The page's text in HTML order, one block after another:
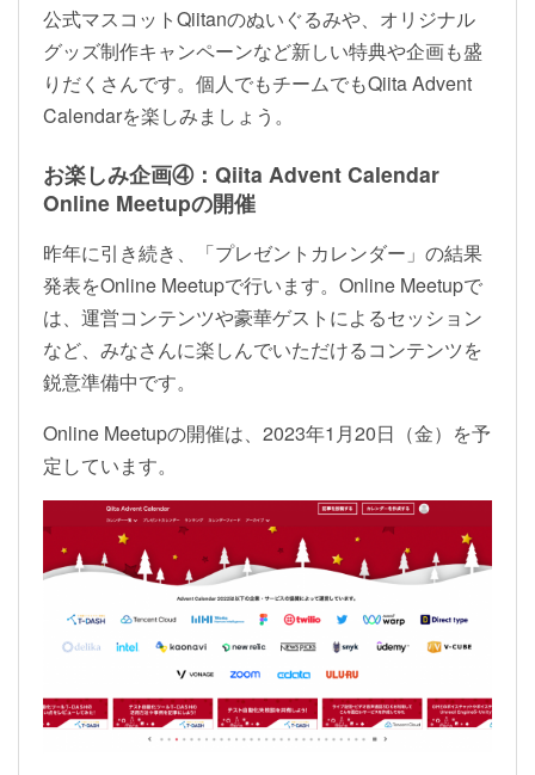
公式マスコットQiitanのぬいぐるみや、オリジナル
グッズ制作キャンペーンなど新しい特典や企画も盛
りだくさんです。個人でもチームでもQiita Advent
Calendarを楽しみましょう。
お楽しみ企画④：Qiita Advent Calendar
Online Meetupの開催
昨年に引き続き、「プレゼントカレンダー」の結果
発表をOnline Meetupで行います。Online Meetupで
は、運営コンテンツや豪華ゲストによるセッション
など、みなさんに楽しんでいただけるコンテンツを
鋭意準備中です。
Online Meetupの開催は、2023年1月20日（金）を予
定しています。